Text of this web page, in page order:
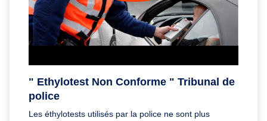
" Ethylotest Non Conforme " Tribunal de
police
Les éthylotests utilisés par la police ne sont plus